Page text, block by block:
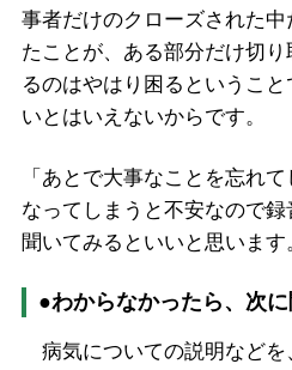
事者だけのクローズされた
たことが、ある部分だけ切
るのはやはり困るというこ
いとはいえないからです。
「あとで大事なことを忘れ
なってしまうと不安なので
聞いてみるといいと思います
●わからなかったら、次
病気についての説明などを